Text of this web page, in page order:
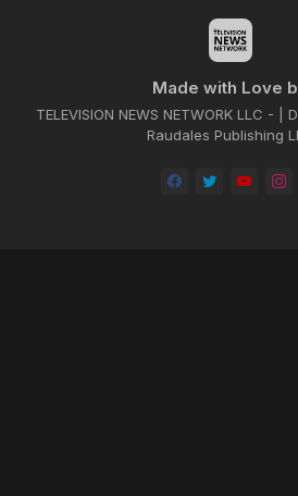
Made with Love
TELEVISION NEWS NETWORK LLC - |
Raudales Publishing